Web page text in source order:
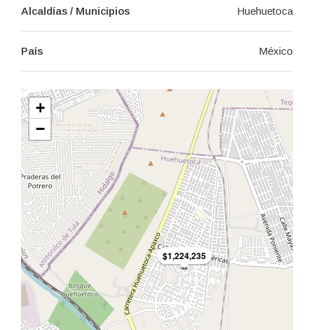
Alcaldías / Municipios Huehuetoca
País México
$1,224,235
+
−